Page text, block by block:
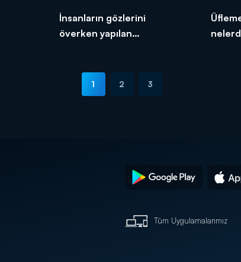
İnsanların gözlerini
överken yapılan
1 2 3
Tüm Uygulamalarımız